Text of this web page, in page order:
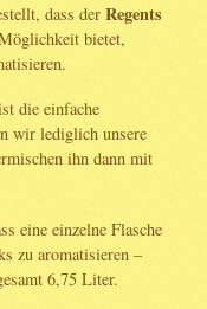
dass derRegents
bietet,
die einfache
wir lediglich unsere
ihn dann mit
eine einzelne Flasche
zu aromatisieren –
6,75 Liter.